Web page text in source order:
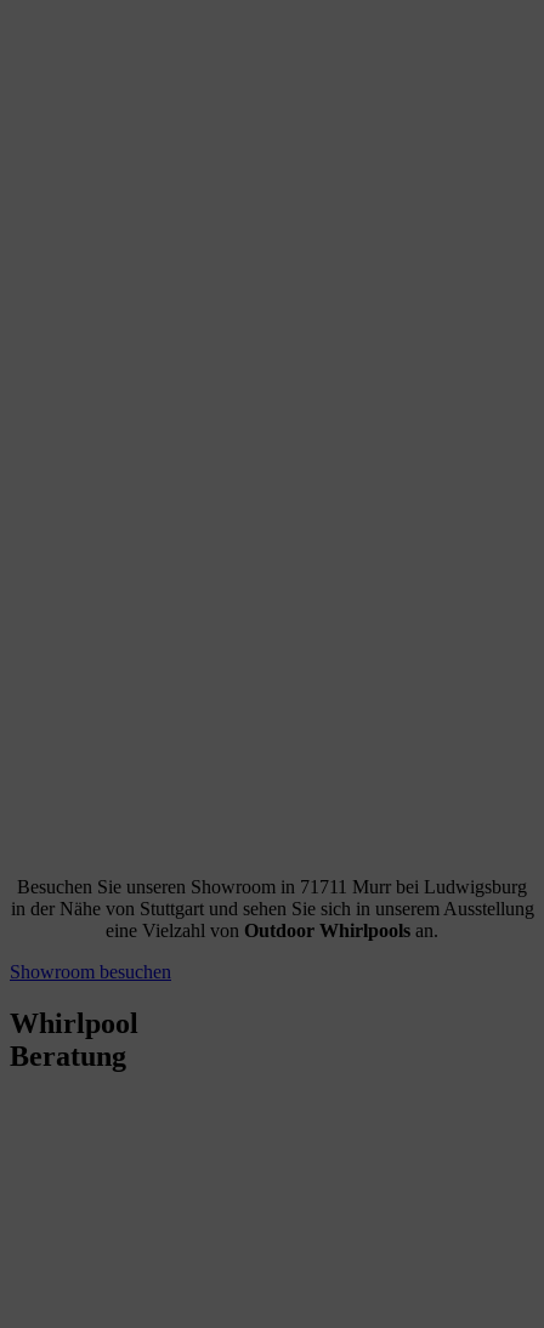
Besuchen Sie unseren Showroom in 71711 Murr bei Ludwigsburg
in der Nähe von Stuttgart und sehen Sie sich in unserem Ausstellung
eine Vielzahl von Outdoor Whirlpools an.
Showroom besuchen
Whirlpool
Beratung